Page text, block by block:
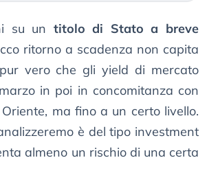
su un titolo di Stato a breve
ritorno a scadenza non capita
vero che gli yield di mercato
in poi in concomitanza con
ma fino a un certo livello.
è del tipo investment
almeno un rischio di una certa